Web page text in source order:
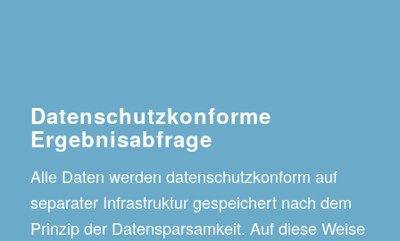
Datenschutzkonforme
Ergebnisabfrage
Alle Daten werden datenschutzkonform auf
separater Infrastruktur gespeichert nach dem
Prinzip der Datensparsamkeit. Auf diese Weise